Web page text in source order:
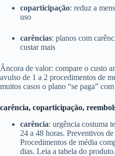
coparticipação: reduz a
uso
carências: planos com
custar mais
Âncora de valor: compare o custo
avulso de 1 a 2 procedimentos de
muitos casos o plano “se paga”
carência, coparticipação,
carência: urgência costuma
24 a 48 horas. Preventivos
Procedimentos de média
dias. Leia a tabela do produto.